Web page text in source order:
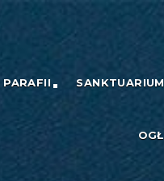
PARAFII SANKTUARIUM